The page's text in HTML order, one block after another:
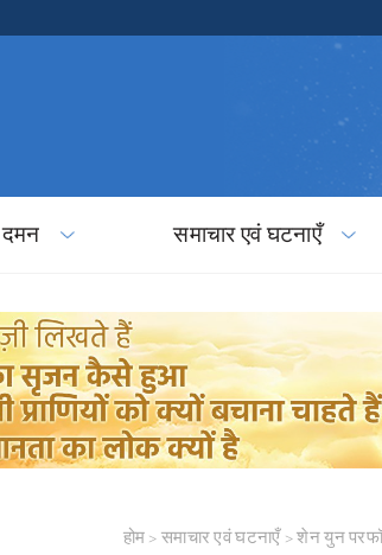
दमन समाचार एवं घटनाएँ
होम >समाचार एवं घटनाएँ>शेन युन